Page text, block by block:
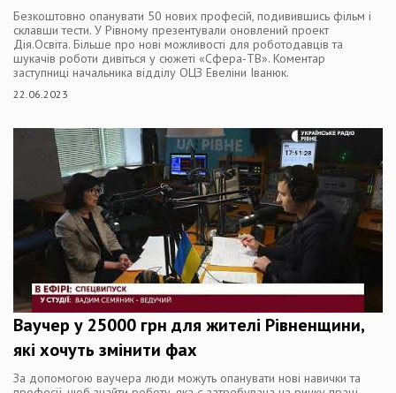
Безкоштовно опанувати 50 нових професій, подивившись фільм і
склавши тести. У Рівному презентували оновлений проект
Дія.Освіта. Більше про нові можливості для роботодавців та
шукачів роботи дивіться у сюжеті «Сфера-ТВ». Коментар
заступниці начальника відділу ОЦЗ Евеліни Іванюк.
22.06.2023
Ваучер у 25000 грн для жителі Рівненщини,
які хочуть змінити фах
За допомогою ваучера люди можуть опанувати нові навички та